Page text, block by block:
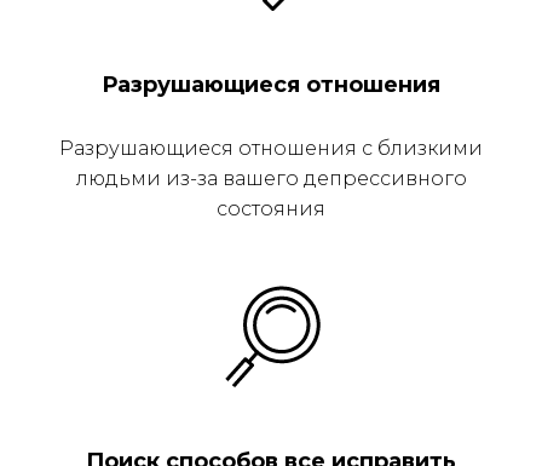
Разрушающиеся отношения
Разрушающиеся отношения с близкими
людьми из-за вашего депрессивного
состояния